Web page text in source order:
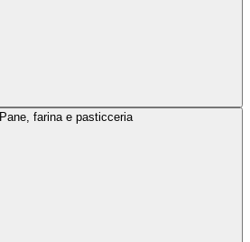
Pane, farina e pasticceria